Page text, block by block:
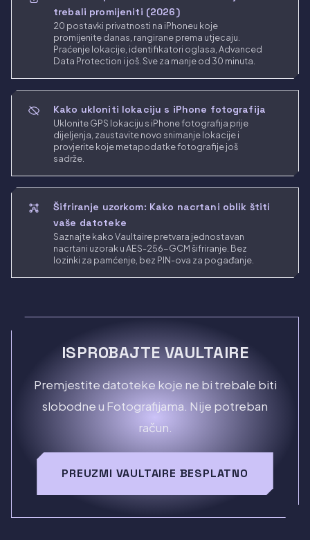
trebali promijeniti (2026)
20 postavki privatnosti na iPhoneu koje
promijenite danas, rangirane prema utjecaju.
Praćenje lokacije, identifikatori oglasa, Advanced
Data Protection i još. Sve za manje od 30 minuta.
Kako ukloniti lokaciju s iPhone fotografija
Uklonite GPS lokaciju s iPhone fotografija prije
dijeljenja, zaustavite novo snimanje lokacije i
provjerite koje metapodatke fotografije još
sadrže.
Šifriranje uzorkom: Kako nacrtani oblik štiti
vaše datoteke
Saznajte kako Vaultaire pretvara jednostavan
nacrtani uzorak u AES-256-GCM šifriranje. Bez
lozinki za pamćenje, bez PIN-ova za pogađanje.
ISPROBAJTE VAULTAIRE
Premjestite datoteke koje ne bi trebale biti
slobodne u Fotografijama. Nije potreban
račun.
PREUZMI VAULTAIRE BESPLATNO